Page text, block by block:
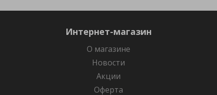
Интернет-магазин
О магазине
Новости
Акции
Оферта